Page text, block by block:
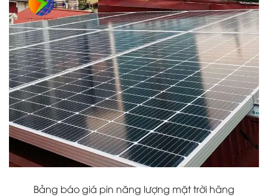
Bảng báo giá pin năng lượng mặt trời hãng